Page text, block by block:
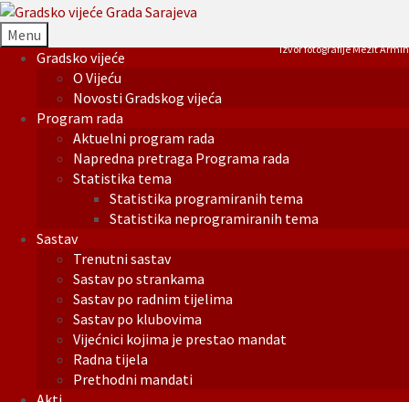
Menu
Gradsko vijeće
O Vijeću
Novosti Gradskog vijeća
Program rada
Aktuelni program rada
Napredna pretraga Programa rada
Statistika tema
Statistika programiranih tema
Statistika neprogramiranih tema
Sastav
Trenutni sastav
Sastav po strankama
Sastav po radnim tijelima
Sastav po klubovima
Vijećnici kojima je prestao mandat
Radna tijela
Prethodni mandati
Izvor fotografije Mezit Armin